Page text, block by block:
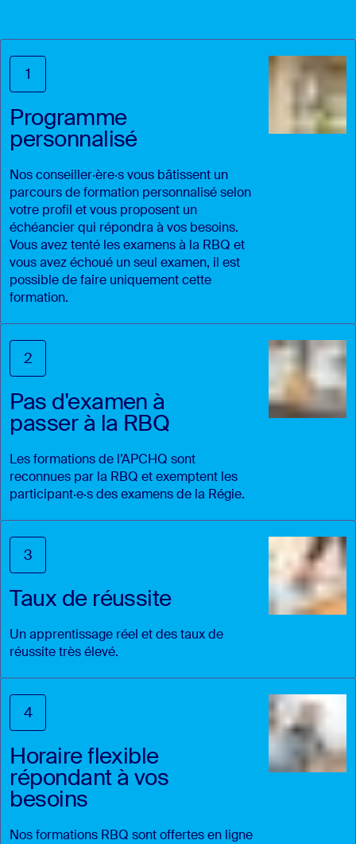
1
Programme
personnalisé
Nos conseiller·ère·s vous bâtissent un
parcours de formation personnalisé selon
votre profil et vous proposent un
échéancier qui répondra à vos besoins.
Vous avez tenté les examens à la RBQ et
vous avez échoué un seul examen, il est
possible de faire uniquement cette
formation.
2
Pas d'examen à
passer à la RBQ
Les formations de l’APCHQ sont
reconnues par la RBQ et exemptent les
participant·e·s des examens de la Régie.
3
Taux de réussite
Un apprentissage réel et des taux de
réussite très élevé.
4
Horaire flexible
répondant à vos
besoins
Nos formations RBQ sont offertes en ligne